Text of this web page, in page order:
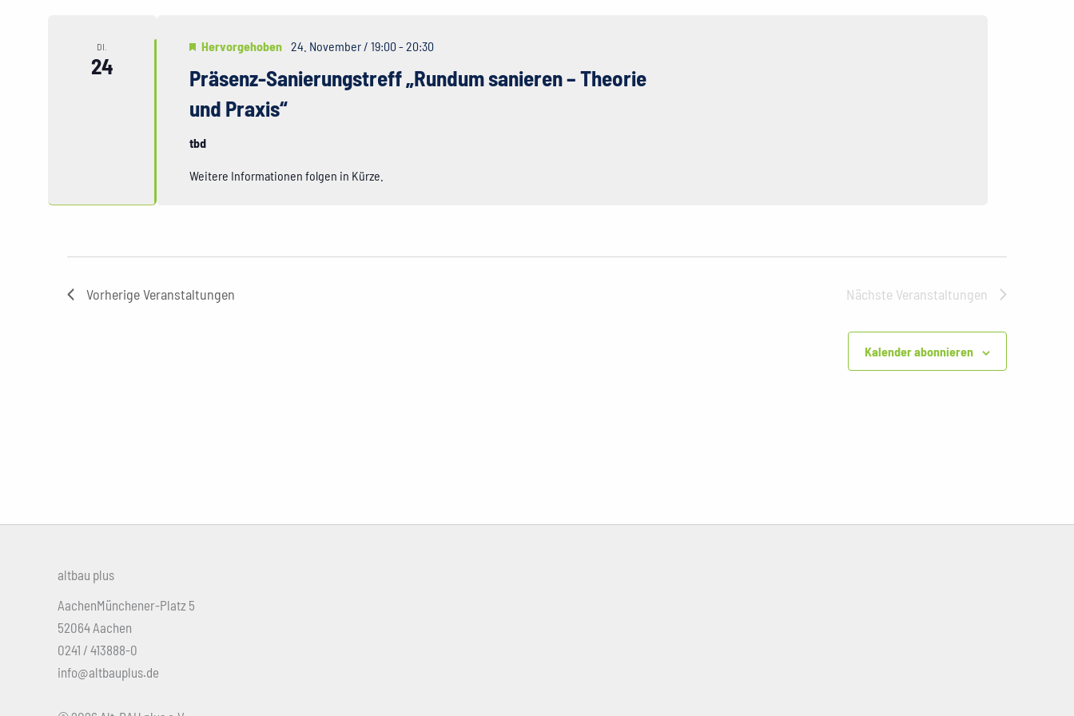
DI.
24
Präsenz-Sanierungstreff „Rundum sanieren – Theorie
und Praxis“
Hervorgehoben 24. November / 19:00 - 20:30
tbd
Weitere Informationen folgen in Kürze.
VorherigeVeranstaltungen Nächste Veranstaltungen
Kalender abonnieren
altbau plus
AachenMünchener-Platz 5
52064 Aachen
0241 / 413888-0
info@altbauplus.de